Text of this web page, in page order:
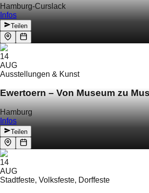
Hamburg-Curslack
Infos
Teilen
14
AUG
Ausstellungen & Kunst
Ewertoern – Von Museum zu
Hamburg
Infos
Teilen
14
AUG
Stadtfeste, Volksfeste, Dorffeste